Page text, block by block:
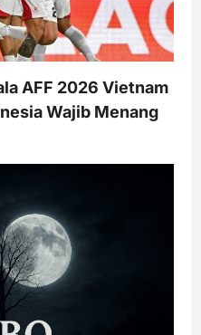
AFF 2026 Vietnam
Wajib Menang